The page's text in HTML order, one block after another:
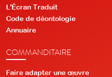
L'Écran Traduit
Code de déontologie
Annuaire
COMMANDITAIRE
Faire adapter une œuvre